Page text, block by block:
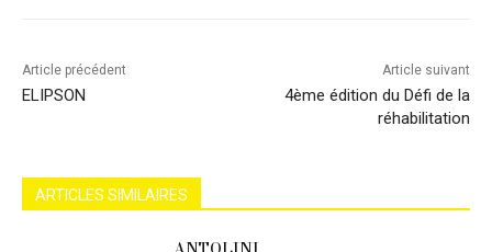
Article précédent
ELIPSON
Article suivant
4ème édition du Défi de la
réhabilitation
ARTICLES SIMILAIRES